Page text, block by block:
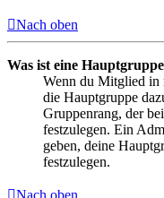
Nach oben
Was ist eine
Wenn du Mitglied in
die Hauptgruppe
Gruppenrang, der
festzulegen. Ein
geben, deine
festzulegen.
Nach oben